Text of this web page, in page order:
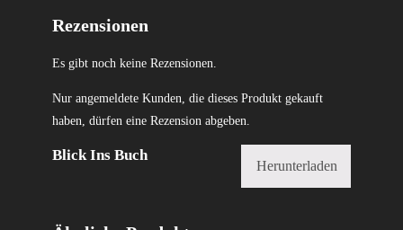
Rezensionen
Es gibt noch keine Rezensionen.
Nur angemeldete Kunden, die dieses Produkt gekauft
haben, dürfen eine Rezension abgeben.
Blick Ins Buch
Herunterladen